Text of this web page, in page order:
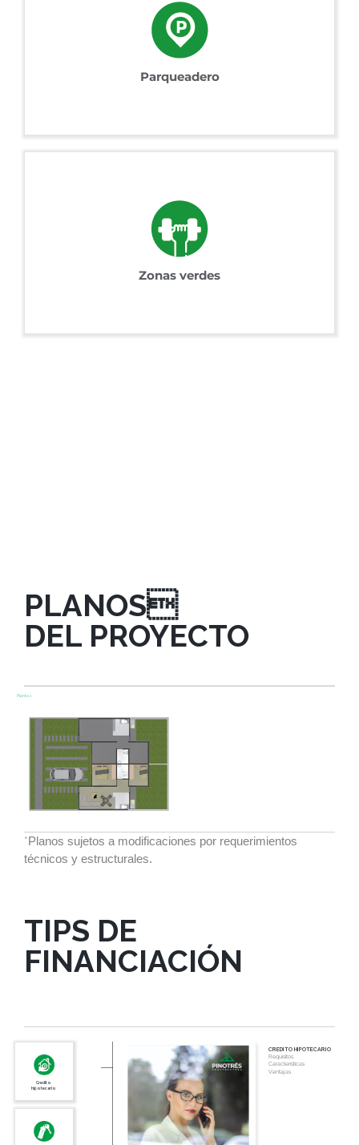
Parqueadero
Zonas verdes
PLANOS
DEL PROYECTO
Planta 1
*Planos sujetos a modificaciones por requerimientos
técnicos y estructurales.
TIPS DE
FINANCIACIÓN
Credito
hipotecario
CREDITO HIPOTECARIO
Requisitos
Características
Ventajas